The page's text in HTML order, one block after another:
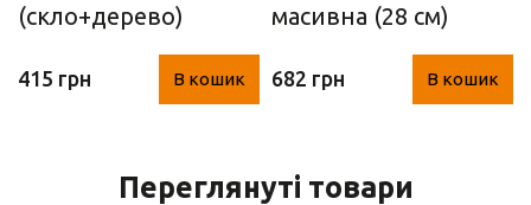
(скло+дерево)
415 грн В кошик
масивна (28 см)
682 грн В кошик
Переглянуті товари